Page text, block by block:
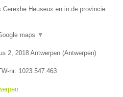
Heuseux en in de provincie
maps ▼
2, 2018 Antwerpen (Antwerpen)
nr: 1023.547.463